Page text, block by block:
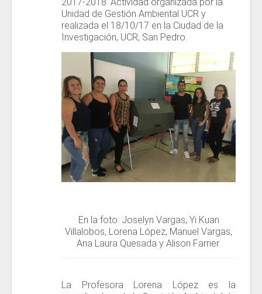
Unidad de Gestión Ambiental UCR y
realizada el 18/10/17 en la Ciudad de la
Investigación, UCR, San Pedro.
En la foto: Joselyn Vargas, Yi Kuan
Villalobos, Lorena López, Manuel Vargas,
Ana Laura Quesada y Alison Farrier.
La Profesora Lorena López es la